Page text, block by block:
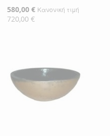
Ειδική
Τιμή
580,00 € Κανονική τιμή
720,00 €